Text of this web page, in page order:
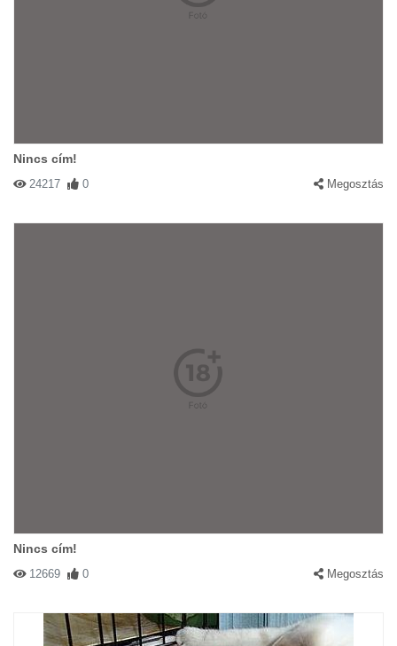
Nincs cím!
24217 0 Megosztás
Nincs cím!
12669 0 Megosztás